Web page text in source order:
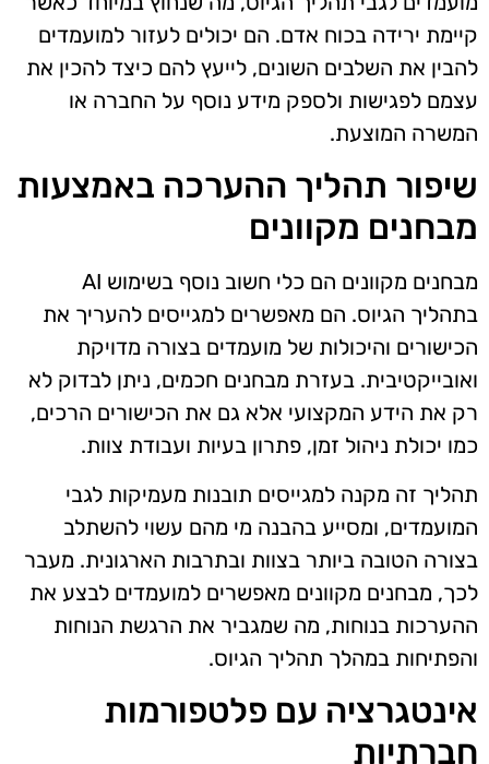
קיימת ירידה בכוח אדם. הם יכולים לעזור למועמדים
להבין את השלבים השונים, לייעץ להם כיצד להכין את
עצמם לפגישות ולספק מידע נוסף על החברה או
המשרה המוצעת.
שיפור תהליך ההערכה באמצעות
מבחנים מקוונים
מבחנים מקוונים הם כלי חשוב נוסף בשימוש AI
בתהליך הגיוס. הם מאפשרים למגייסים להעריך את
הכישורים והיכולות של מועמדים בצורה מדויקת
ואובייקטיבית. בעזרת מבחנים חכמים, ניתן לבדוק לא
רק את הידע המקצועי אלא גם את הכישורים הרכים,
כמו יכולת ניהול זמן, פתרון בעיות ועבודת צוות.
תהליך זה מקנה למגייסים תובנות מעמיקות לגבי
המועמדים, ומסייע בהבנה מי מהם עשוי להשתלב
בצורה הטובה ביותר בצוות ובתרבות הארגונית. מעבר
לכך, מבחנים מקוונים מאפשרים למועמדים לבצע את
ההערכות בנוחות, מה שמגביר את הרגשת הנוחות
והפתיחות במהלך תהליך הגיוס.
אינטגרציה עם פלטפורמות
חברתיות